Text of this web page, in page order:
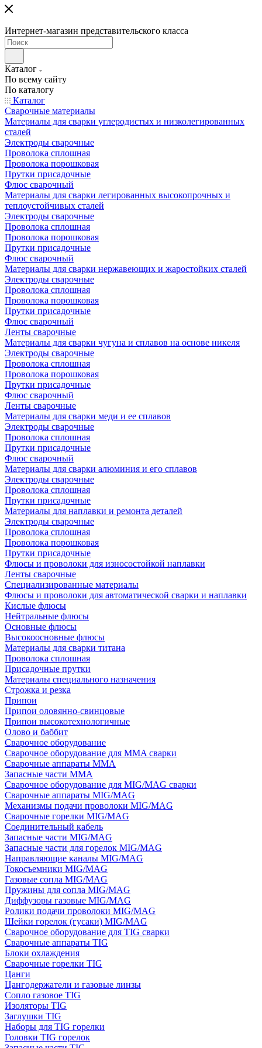
Интернет-магазин представительского класса
Каталог
По всему сайту
По каталогу
Каталог
Сварочные материалы
Материалы для сварки углеродистых и низколегированных
сталей
Электроды сварочные
Проволока сплошная
Проволока порошковая
Прутки присадочные
Флюс сварочный
Материалы для сварки легированных высокопрочных и
теплоустойчивых сталей
Электроды сварочные
Проволока сплошная
Проволока порошковая
Прутки присадочные
Флюс сварочный
Материалы для сварки нержавеющих и жаростойких сталей
Электроды сварочные
Проволока сплошная
Проволока порошковая
Прутки присадочные
Флюс сварочный
Ленты сварочные
Материалы для сварки чугуна и сплавов на основе никеля
Электроды сварочные
Проволока сплошная
Проволока порошковая
Прутки присадочные
Флюс сварочный
Ленты сварочные
Материалы для сварки меди и ее сплавов
Электроды сварочные
Проволока сплошная
Прутки присадочные
Флюс сварочный
Материалы для сварки алюминия и его сплавов
Электроды сварочные
Проволока сплошная
Прутки присадочные
Материалы для наплавки и ремонта деталей
Электроды сварочные
Проволока сплошная
Проволока порошковая
Прутки присадочные
Флюсы и проволоки для износостойкой наплавки
Ленты сварочные
Специализированные материалы
Флюсы и проволоки для автоматической сварки и наплавки
Кислые флюсы
Нейтральные флюсы
Основные флюсы
Высокоосновные флюсы
Материалы для сварки титана
Проволока сплошная
Присадочные прутки
Материалы специального назначения
Строжка и резка
Припои
Припои оловянно-свинцовые
Припои высокотехнологичные
Олово и баббит
Сварочное оборудование
Сварочное оборудование для MMA сварки
Сварочные аппараты MMA
Запасные части MMA
Сварочное оборудование для MIG/MAG сварки
Сварочные аппараты MIG/MAG
Механизмы подачи проволоки MIG/MAG
Сварочные горелки MIG/MAG
Соединительный кабель
Запасные части MIG/MAG
Запасные части для горелок MIG/MAG
Направляющие каналы MIG/MAG
Токосъемники MIG/MAG
Газовые сопла MIG/MAG
Пружины для сопла MIG/MAG
Диффузоры газовые MIG/MAG
Ролики подачи проволоки MIG/MAG
Шейки горелок (гусаки) MIG/MAG
Сварочное оборудование для TIG сварки
Сварочные аппараты TIG
Блоки охлаждения
Сварочные горелки TIG
Цанги
Цангодержатели и газовые линзы
Сопло газовое TIG
Изоляторы TIG
Заглушки TIG
Наборы для TIG горелки
Головки TIG горелок